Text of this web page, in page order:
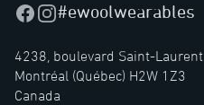
Facebook
Instagram
#ewoolwearables
4238, boulevard Saint-Laurent
Montréal (Québec) H2W 1Z3
Canada